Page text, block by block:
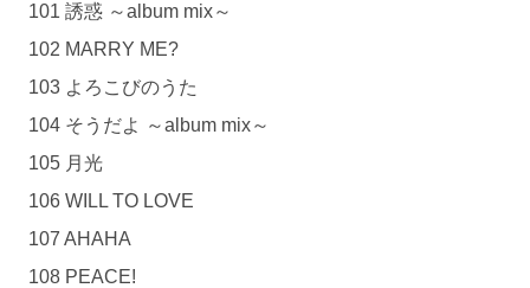
101 誘惑 ～album mix～
102 MARRY ME?
103 よろこびのうた
104 そうだよ ～album mix～
105 月光
106 WILL TO LOVE
107 AHAHA
108 PEACE!